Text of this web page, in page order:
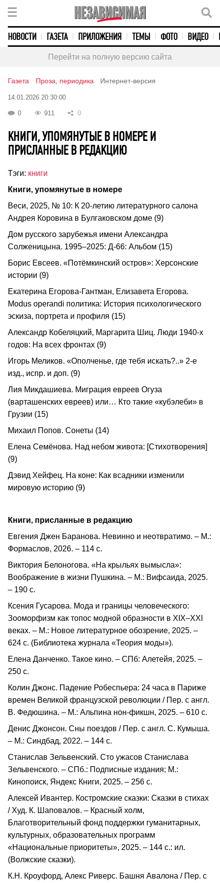
НОВОСТИ ГАЗЕТА ПРИЛОЖЕНИЯ ТЕМЫ ФОТО ВИДЕО
Перейти на полную версию сайта
Газета Проза, периодика Интернет-версия
14.01.2026 20:30:00
0 911 0
КНИГИ, УПОМЯНУТЫЕ В НОМЕРЕ И
ПРИСЛАННЫЕ В РЕДАКЦИЮ
Тэги: книги
Книги, упомянутые в номере
Веси, 2025, № 10: К 20-летию литературного салона
Андрея Коровина в Булгаковском доме (9)
Дом русского зарубежья имени Александра
Солженицына. 1995–2025: Д-66: Альбом (15)
Борис Евсеев. «Потёмкинский остров»: Херсонские
истории (9)
Екатерина Егорова-Гантман, Елизавета Егорова.
Modus operandi политика: История психологического
эскиза, портрета и профиля (15)
Александр Кобеляцкий, Маргарита Шиц. Люди 1940-х
годов: На всех фронтах (9)
Игорь Меликов. «Ополченье, где тебя искать?..» 2-е
изд., испр. и доп. (9)
Лия Микдашиева. Миграция евреев Огуза
(варташенских евреев) или… Кто такие «кубэлеби» в
Грузии (15)
Михаил Попов. Сонеты (14)
Елена Семёнова. Над небом живота: [Стихотворения]
(9)
Дэвид Хейфец. На коне: Как всадники изменили
мировую историю (9)
Книги, присланные в редакцию
Евгения Джен Баранова. Невинно и неотвратимо. – М.:
Формаслов, 2026. – 114 c.
Виктория Белоногова. «На крыльях вымысла»:
Воображение в жизни Пушкина. – М.: Вифсаида, 2025.
– 190 с.
Ксения Гусарова. Мода и границы человеческого:
Зооморфизм как топос модной образности в XIX–XXI
веках. – М.: Новое литературное обозрение, 2025. –
624 с. (Библиотека журнала «Теория моды»).
Елена Данченко. Такое кино. – СПб: Алетейя, 2025. –
250 с.
Колин Джонс. Падение Робеспьера: 24 часа в Париже
времен Великой французской революции / Пер. с англ.
В. Федюшина. – М.: Альпина нон-фикшн, 2025. – 610 с.
Денис Джонсон. Сны поездов / Пер. с англ. С. Кумыша.
– М.: Синдбад, 2022. – 144 с.
Станислав Зельвенский. Сто ужасов Станислава
Зельвенского. – СПб.: Подписные издания; М.:
Кинопоиск, Яндекс Книги, 2025. – 256 с.
Алексей Ивантер. Костромские сказки: Сказки в стихах
/ Худ. К. Шаповалов. – Красный холм,
Благотворительный фонд поддержки гуманитарных,
культурных, образовательных программ
«Национальные приоритеты», 2025. – 144 с.: ил.
(Волжские сказки).
К.Н. Кроуфорд, Алекс Риверс. Башня Авалона / Пер. с